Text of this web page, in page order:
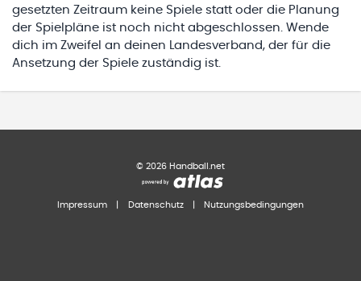
gesetzten Zeitraum keine Spiele statt oder die Planung
der Spielpläne ist noch nicht abgeschlossen. Wende
dich im Zweifel an deinen Landesverband, der für die
Ansetzung der Spiele zuständig ist.
© 2026 Handball.net
Impressum Datenschutz Nutzungsbedingungen